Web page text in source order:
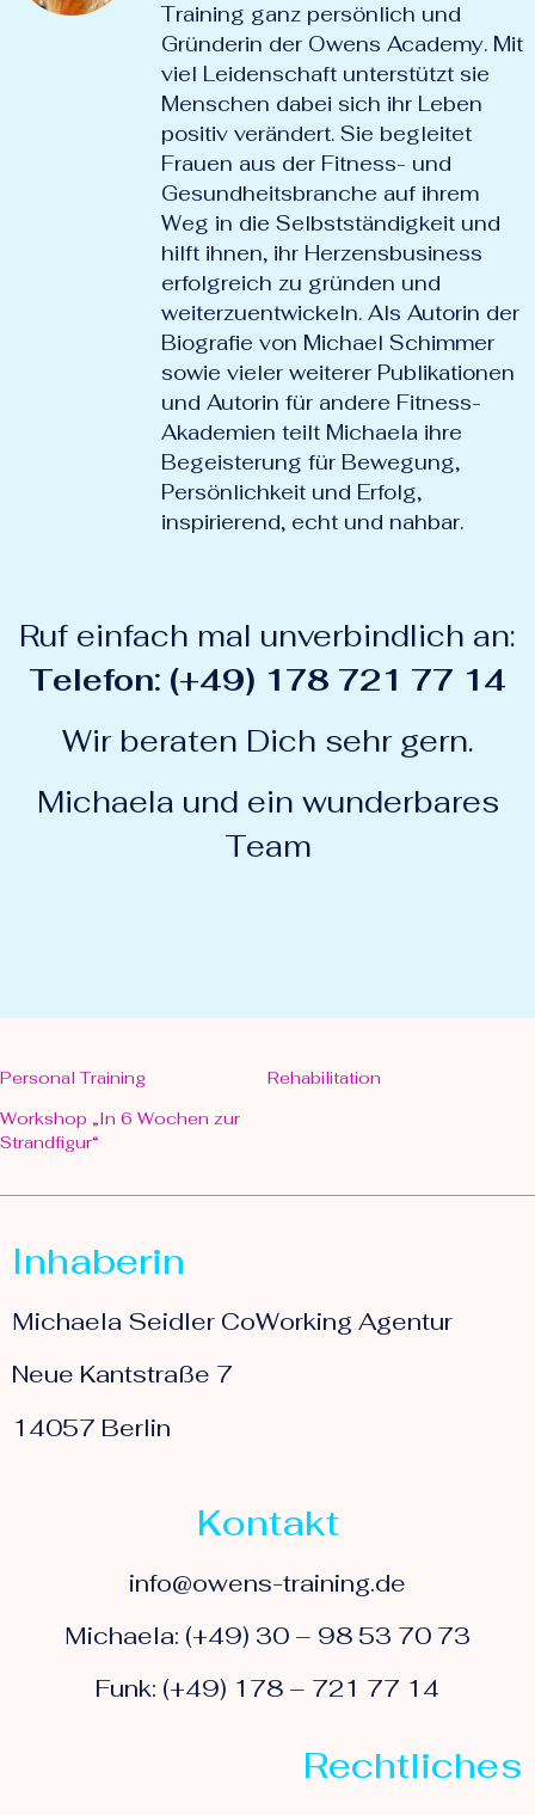
Training ganz persönlich und
Gründerin der Owens Academy. Mit
viel Leidenschaft unterstützt sie
Menschen dabei sich ihr Leben
positiv verändert. Sie begleitet
Frauen aus der Fitness- und
Gesundheitsbranche auf ihrem
Weg in die Selbstständigkeit und
hilft ihnen, ihr Herzensbusiness
erfolgreich zu gründen und
weiterzuentwickeln. Als Autorin der
Biografie von Michael Schimmer
sowie vieler weiterer Publikationen
und Autorin für andere Fitness-
Akademien teilt Michaela ihre
Begeisterung für Bewegung,
Persönlichkeit und Erfolg,
inspirierend, echt und nahbar.
Ruf einfach mal unverbindlich an:
Telefon: (+49) 178 721 77 14
Wir beraten Dich sehr gern.
Michaela und ein wunderbares
Team
Personal Training
Rehabilitation
Workshop „In 6 Wochen zur
Strandfigur“
Inhaberin
Michaela Seidler CoWorking Agentur
Neue Kantstraße 7
14057 Berlin
Kontakt
info@owens-training.de
Michaela: (+49) 30 – 98 53 70 73
Funk: (+49) 178 – 721 77 14
Rechtliches